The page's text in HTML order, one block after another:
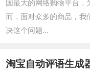
国最大的网络购物平台
而，面对众多的商品，我
决这个问题...
淘宝自动评语生成